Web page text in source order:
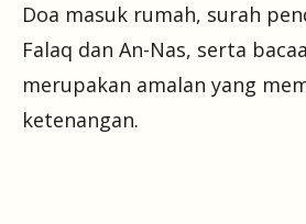
Doa masuk rumah, surah
Falaq dan An-Nas, serta
merupakan amalan yang
ketenangan.